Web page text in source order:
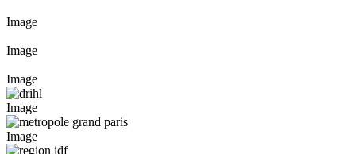
Image
Image
Image
Image
Image